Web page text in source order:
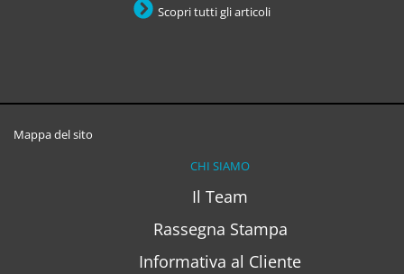
Scopri tutti gli articoli
Mappa del sito
CHI SIAMO
Il Team
Rassegna Stampa
Informativa al Cliente